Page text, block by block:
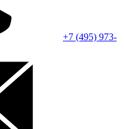
+7 (495) 973-